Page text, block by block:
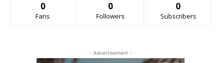
0
Fans
0
Followers
0
Subscribers
- Advertisement -